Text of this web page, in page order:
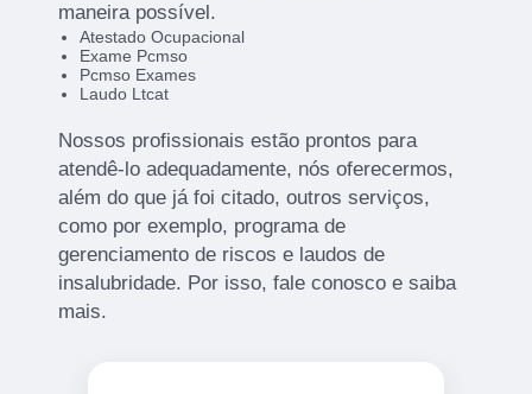
maneira possível.
Atestado Ocupacional
Exame Pcmso
Pcmso Exames
Laudo Ltcat
Nossos profissionais estão prontos para
atendê-lo adequadamente, nós oferecermos,
além do que já foi citado, outros serviços,
como por exemplo, programa de
gerenciamento de riscos e laudos de
insalubridade. Por isso, fale conosco e saiba
mais.